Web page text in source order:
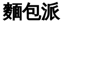
包派